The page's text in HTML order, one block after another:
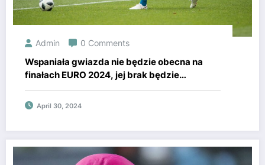
Admin 0 Comments
Wspaniała gwiazda nie będzie obecna na
finałach EURO 2024, jej brak będzie
odczuwalny.
April 30, 2024